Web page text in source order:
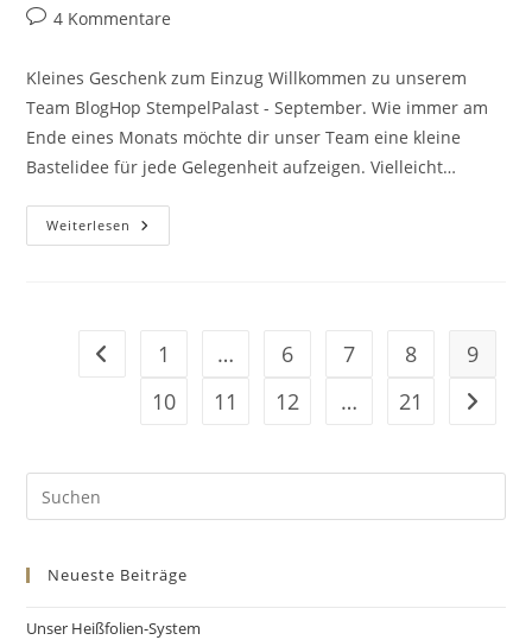
4 Kommentare
Kleines Geschenk zum Einzug Willkommen zu unserem
Team BlogHop StempelPalast - September. Wie immer am
Ende eines Monats möchte dir unser Team eine kleine
Bastelidee für jede Gelegenheit aufzeigen. Vielleicht…
Weiterlesen
1 … 6 7 8
9
10
11 12 … 21
Neueste Beiträge
Unser Heißfolien-System